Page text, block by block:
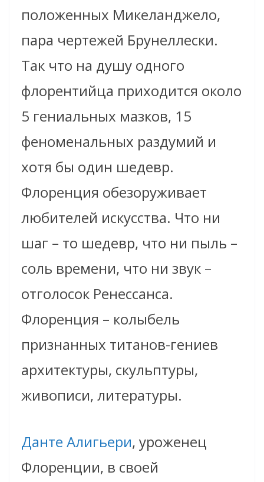
положенных Микеланджело,
пара чертежей Брунеллески.
Так что на душу одного
флорентийца приходится около
5 гениальных мазков, 15
феноменальных раздумий и
хотя бы один шедевр.
Флоренция обезоруживает
любителей искусства. Что ни
шаг – то шедевр, что ни пыль –
соль времени, что ни звук –
отголосок Ренессанса.
Флоренция – колыбель
признанных титанов-гениев
архитектуры, скульптуры,
живописи, литературы.
Данте Алигьери, уроженец
Флоренции, в своей